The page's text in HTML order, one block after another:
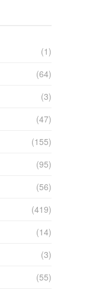
(1)
(64)
(3)
(47)
(155)
(95)
(56)
(419)
(14)
(3)
(55)